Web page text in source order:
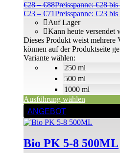
€28 –€88Preisspanne: €28
€23 – €71Preisspanne: €23 bis
250 ml
500 ml
1000 ml
Auf Lager
Kann heute versendet
Variante wählen:
Ausführung wählen
Dieses Produkt weist mehrere
können auf der Produktseite
ANGEBOT
Bio PK 5-8 500ML